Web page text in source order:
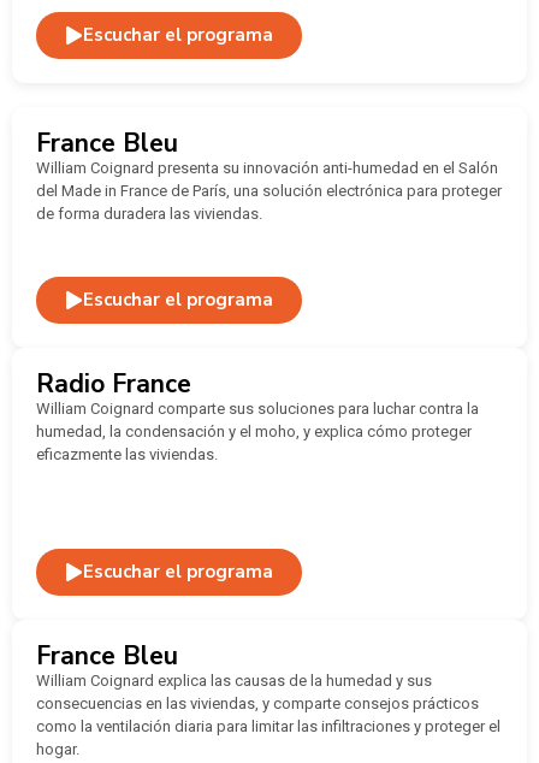
Escuchar el programa
France Bleu
William Coignard presenta su innovación anti-humedad en el Salón
del Made in France de París, una solución electrónica para proteger
de forma duradera las viviendas.
Escuchar el programa
Radio France
William Coignard comparte sus soluciones para luchar contra la
humedad, la condensación y el moho, y explica cómo proteger
eficazmente las viviendas.
Escuchar el programa
France Bleu
William Coignard explica las causas de la humedad y sus
consecuencias en las viviendas, y comparte consejos prácticos
como la ventilación diaria para limitar las infiltraciones y proteger el
hogar.